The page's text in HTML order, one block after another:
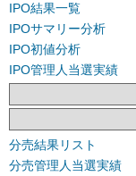
IPO結果一覧
IPOサマリー分析
IPO初値分析
IPO管理人当選実績
分売結果リスト
分売管理人当選実績